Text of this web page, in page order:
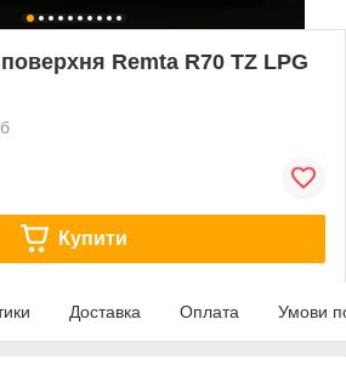
Remta R70 TZ LPG
Купити
Доставка Оплата Умови